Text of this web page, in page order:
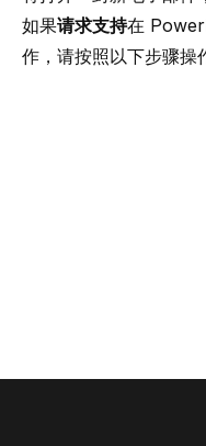
如果请求支持在
作，请按照以下步骤操